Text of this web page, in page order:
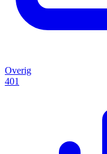
Overig
401